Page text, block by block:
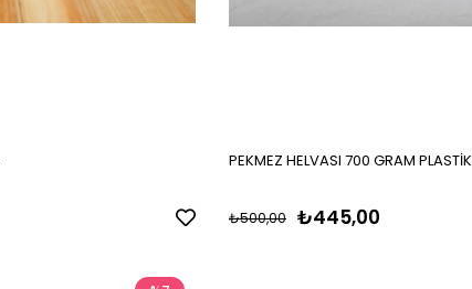
PEKMEZ HELVASI 700 GRAM PLASTİK
₺445,00
₺500,00